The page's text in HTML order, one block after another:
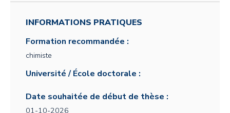
INFORMATIONS PRATIQUES
Formation recommandée :
chimiste
Université / École doctorale :
Date souhaitée de début de thèse :
01-10-2026